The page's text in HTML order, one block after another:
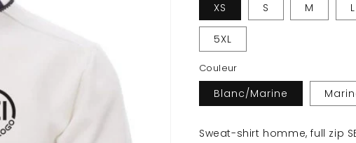
XS S M L
5XL
Couleur
Blanc/Marine
Sweat-shirt homme, full zip